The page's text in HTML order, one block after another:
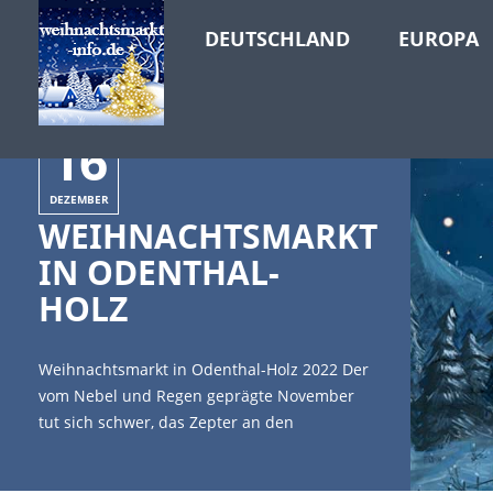
DEUTSCHLAND EUROPA
16
DEZEMBER
WEIHNACHTSMARKT
IN ODENTHAL-
HOLZ
Weihnachtsmarkt in Odenthal-Holz 2022 Der
vom Nebel und Regen geprägte November
tut sich schwer, das Zepter an den